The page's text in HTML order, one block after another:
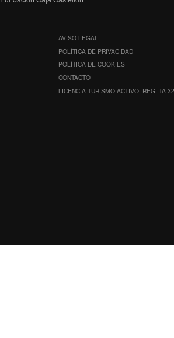
AVISO LEGAL
POLÍTICA DE PRIVACIDAD
POLÍTICA DE COOKIES
CONTACTO
LICENCIA TURISMO ACTIVO: REG. TA-